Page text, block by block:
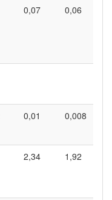
0,07 0,06
0,01 0,008
2,34 1,92